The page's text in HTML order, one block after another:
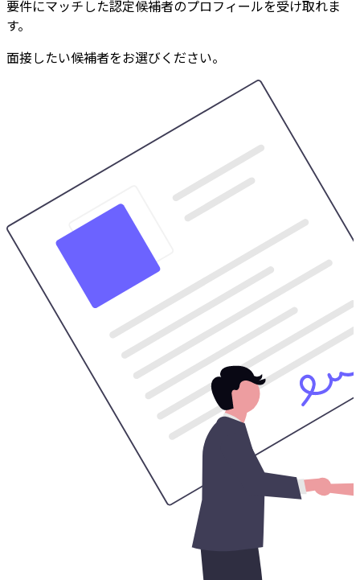
要件にマッチした認定候補者のプロフィールを受け取れま
す。
面接したい候補者をお選びください。